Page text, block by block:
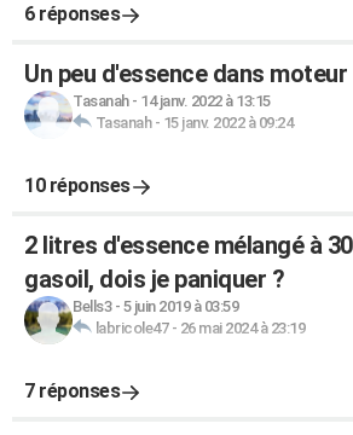
6 réponses
Un peu d'essence dans
Tasanah- 14 janv. 2022 à 13:15
Tasanah- 15 janv. 2022 à 09:24
10 réponses
2 litres d'essence mélangé à
gasoil, dois je paniquer ?
Bells3- 5 juin 2019 à 03:59
labricole47- 26 mai 2024 à 23:19
7 réponses